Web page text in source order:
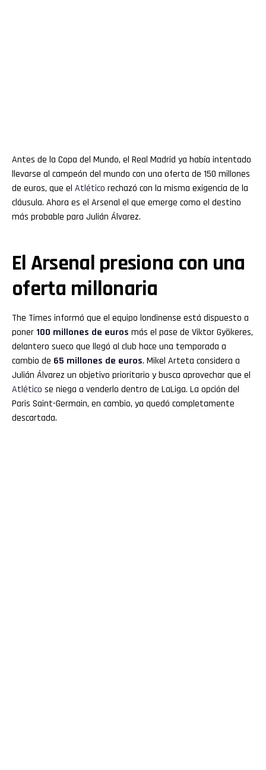
Antes de la Copa del Mundo, el Real Madrid ya había intentado
llevarse al campeón del mundo con una oferta de 150 millones
de euros, que el Atlético rechazó con la misma exigencia de la
cláusula. Ahora es el Arsenal el que emerge como el destino
más probable para Julián Álvarez.
El Arsenal presiona con una
oferta millonaria
The Times informó que el equipo londinense está dispuesto a
poner 100 millones de euros más el pase de Viktor Gyökeres,
delantero sueco que llegó al club hace una temporada a
cambio de 65 millones de euros. Mikel Arteta considera a
Julián Álvarez un objetivo prioritario y busca aprovechar que el
Atlético se niega a venderlo dentro de LaLiga. La opción del
Paris Saint-Germain, en cambio, ya quedó completamente
descartada.